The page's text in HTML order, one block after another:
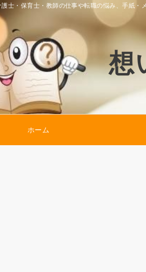
士・保育士・教師の仕事や転職の悩み、手紙・
想
ホーム